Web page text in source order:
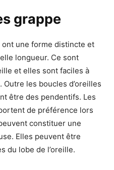
grappe
ont une forme distincte et
longueur. Ce sont
et elles sont faciles à
les boucles d’oreilles
être des pendentifs. Les
de préférence lors
constituer une
Elles peuvent être
du lobe de l’oreille.